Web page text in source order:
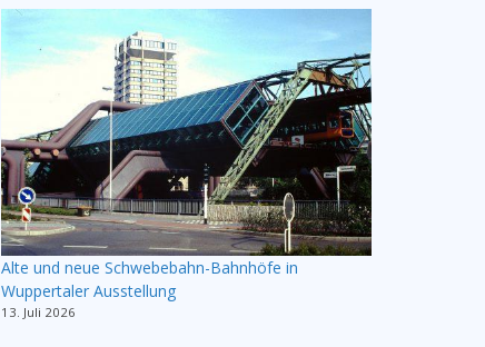
Alte und neue Schwebebahn-Bahnhöfe in
Wuppertaler Ausstellung
13. Juli 2026